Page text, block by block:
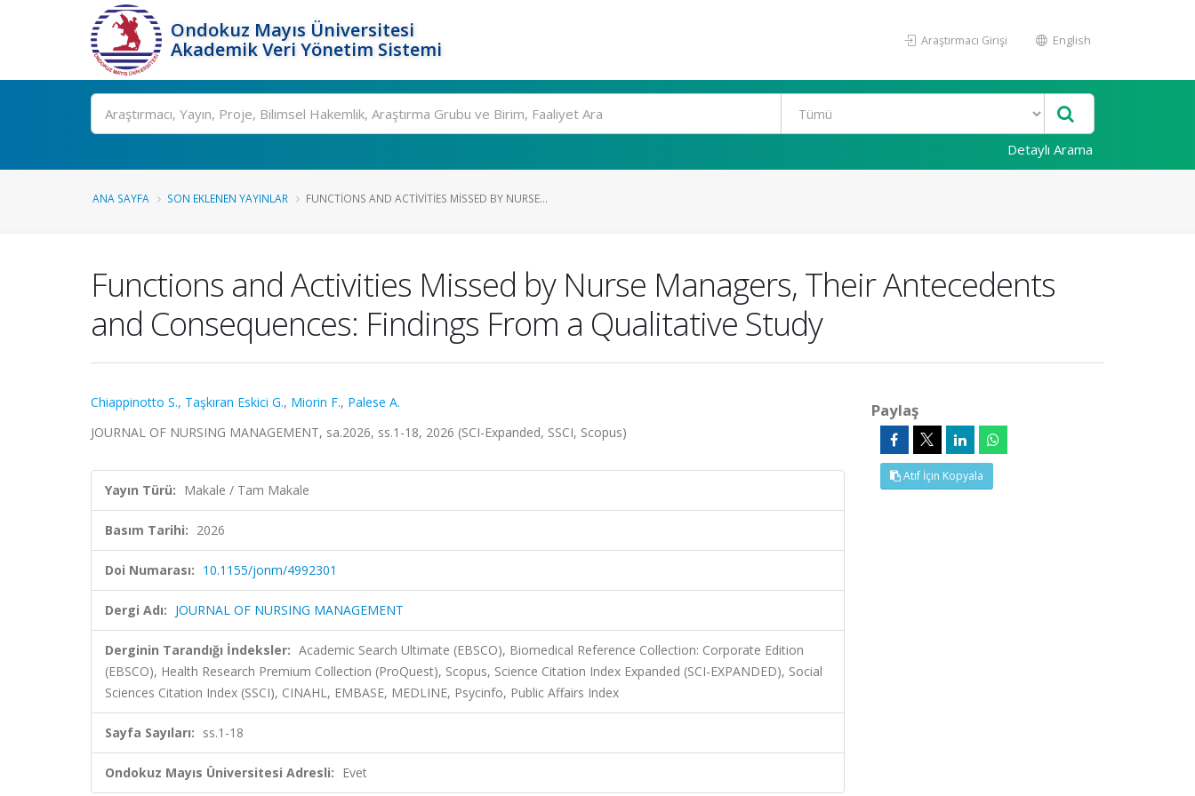
Ondokuz Mayıs Üniversitesi
Akademik Veri Yönetim Sistemi
Araştırmacı Girişi English
Ara
Detaylı Arama
ANA SAYFA SON EKLENEN YAYINLAR FUNCTIONS AND ACTIVITIES MISSED BY NURSE...
Functions and Activities Missed by Nurse Managers, Their Antecedents
and Consequences: Findings From a Qualitative Study
Chiappinotto S., Taşkıran Eskici G., Miorin F., Palese A.
JOURNAL OF NURSING MANAGEMENT, sa.2026, ss.1-18, 2026 (SCI-Expanded, SSCI, Scopus)
Yayın Türü: Makale / Tam Makale
Basım Tarihi: 2026
Doi Numarası: 10.1155/jonm/4992301
Dergi Adı: JOURNAL OF NURSING MANAGEMENT
Derginin Tarandığı İndeksler: Academic Search Ultimate (EBSCO), Biomedical Reference Collection: Corporate Edition
(EBSCO), Health Research Premium Collection (ProQuest), Scopus, Science Citation Index Expanded (SCI-EXPANDED), Social
Sciences Citation Index (SSCI), CINAHL, EMBASE, MEDLINE, Psycinfo, Public Affairs Index
Sayfa Sayıları: ss.1-18
Ondokuz Mayıs Üniversitesi Adresli: Evet
Paylaş
Atıf İçin Kopyala